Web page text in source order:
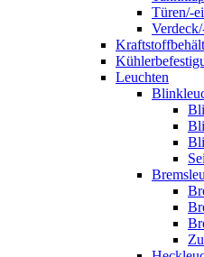
Türen/-
Leuchten